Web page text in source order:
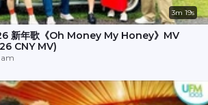
3m 19s
新年歌《Oh Money My Honey》MV
CNY MV)
am